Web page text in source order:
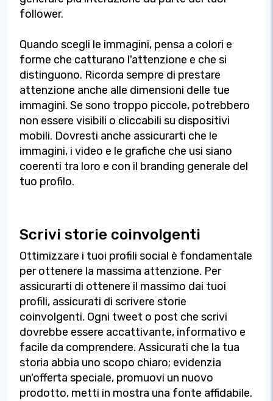
follower.
Quando scegli le immagini, pensa a colori e
forme che catturano l'attenzione e che si
distinguono. Ricorda sempre di prestare
attenzione anche alle dimensioni delle tue
immagini. Se sono troppo piccole, potrebbero
non essere visibili o cliccabili su dispositivi
mobili. Dovresti anche assicurarti che le
immagini, i video e le grafiche che usi siano
coerenti tra loro e con il branding generale del
tuo profilo.
Scrivi storie coinvolgenti
Ottimizzare i tuoi profili social è fondamentale
per ottenere la massima attenzione. Per
assicurarti di ottenere il massimo dai tuoi
profili, assicurati di scrivere storie
coinvolgenti. Ogni tweet o post che scrivi
dovrebbe essere accattivante, informativo e
facile da comprendere. Assicurati che la tua
storia abbia uno scopo chiaro; evidenzia
un'offerta speciale, promuovi un nuovo
prodotto, metti in mostra una fonte affidabile.